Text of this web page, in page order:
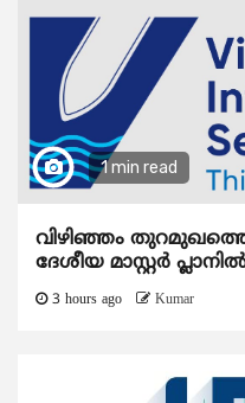
1 min read
വിഴിഞ്ഞം തുറമുഖത്തെ
ദേശീയ മാസ്റ്റർ
3 hours ago Kumar